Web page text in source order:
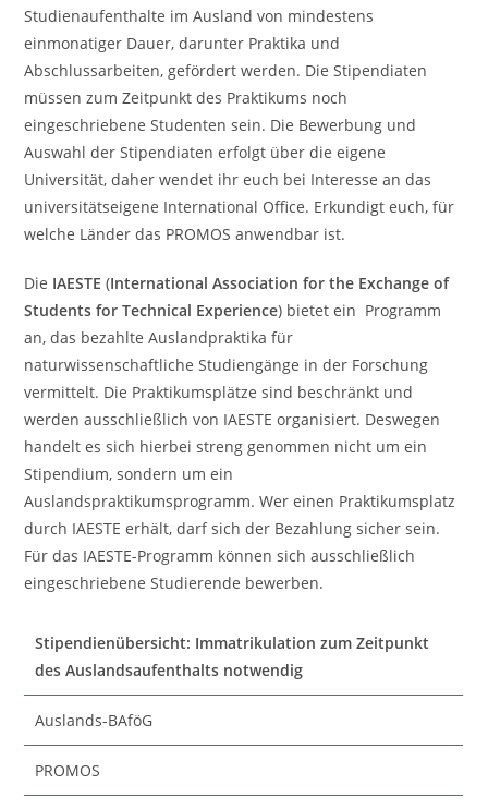
Studienaufenthalte im Ausland von mindestens
einmonatiger Dauer, darunter Praktika und
Abschlussarbeiten, gefördert werden. Die Stipendiaten
müssen zum Zeitpunkt des Praktikums noch
eingeschriebene Studenten sein. Die Bewerbung und
Auswahl der Stipendiaten erfolgt über die eigene
Universität, daher wendet ihr euch bei Interesse an das
universitätseigene International Office. Erkundigt euch, für
welche Länder das PROMOS anwendbar ist.
Die IAESTE (International Association for the Exchange of
Students for Technical Experience) bietet ein Programm
an, das bezahlte Auslandpraktika für
naturwissenschaftliche Studiengänge in der Forschung
vermittelt. Die Praktikumsplätze sind beschränkt und
werden ausschließlich von IAESTE organisiert. Deswegen
handelt es sich hierbei streng genommen nicht um ein
Stipendium, sondern um ein
Auslandspraktikumsprogramm. Wer einen Praktikumsplatz
durch IAESTE erhält, darf sich der Bezahlung sicher sein.
Für das IAESTE-Programm können sich ausschließlich
eingeschriebene Studierende bewerben.
Stipendienübersicht: Immatrikulation zum Zeitpunkt
des Auslandsaufenthalts notwendig
Auslands-BAföG
PROMOS